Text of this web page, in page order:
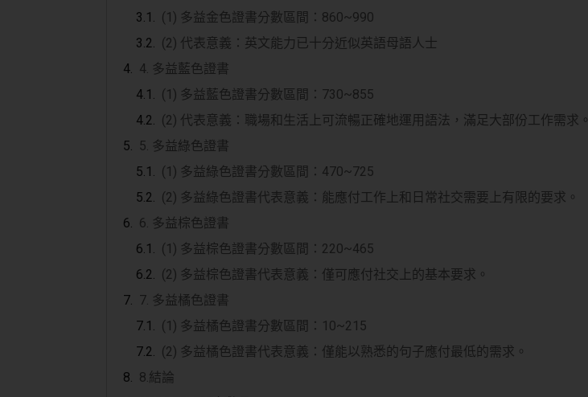
(1) 多益金色證書分數區間：860~990
(2) 代表意義：英文能力已十分近似英語母語人士
4. 多益藍色證書
(1) 多益藍色證書分數區間：730~855
(2) 代表意義：職場和生活上可流暢正確地運用語法，滿足大部份工作需求。
5. 多益綠色證書
(1) 多益綠色證書分數區間：470~725
(2) 多益綠色證書代表意義：能應付工作上和日常社交需要上有限的要求。
6. 多益棕色證書
(1) 多益棕色證書分數區間：220~465
(2) 多益棕色證書代表意義：僅可應付社交上的基本要求。
7. 多益橘色證書
(1) 多益橘色證書分數區間：10~215
(2) 多益橘色證書代表意義：僅能以熟悉的句子應付最低的需求。
8.結論